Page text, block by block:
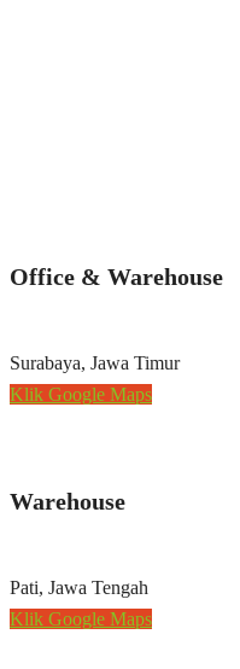
Office & Warehouse
Surabaya, Jawa Timur
Klik Google Maps
Warehouse
Pati, Jawa Tengah
Klik Google Maps